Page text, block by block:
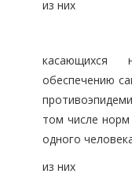
из них
касающихся
обеспечению
том числе
одного
из них